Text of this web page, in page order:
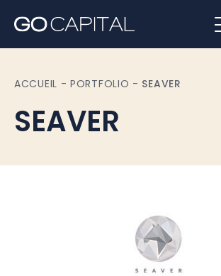
ACCUEIL -PORTFOLIO - SEAVER
SEAVER